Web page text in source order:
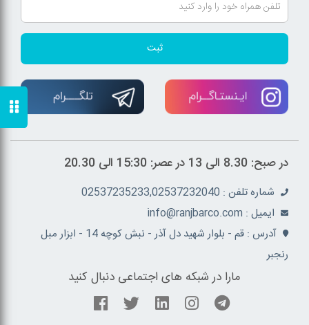
ثبت
در صبح: 8.30 الی 13 در عصر: 15:30 الی 20.30
شماره تلفن : 02537235233,02537232040
ايميل : info@ranjbarco.com
آدرس : قم - بلوار شهید دل آذر - نبش کوچه 14 - ابزار مبل
رنجبر
مارا در شبکه های اجتماعی دنبال کنید